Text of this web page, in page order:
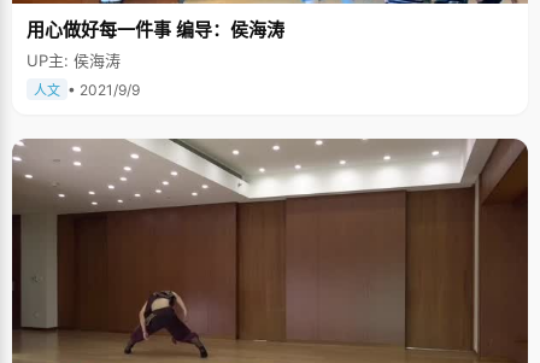
用心做好每一件事 编导：侯海涛
UP主: 侯海涛
人文 • 2021/9/9